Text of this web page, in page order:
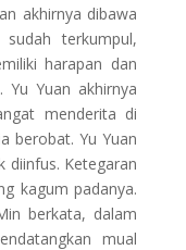
akhirnya dibawa
terkumpul,
harapan dan
Yuan akhirnya
menderita di
berobat. Yu Yuan
diinfus. Ketegaran
kagum padanya.
berkata, dalam
mual